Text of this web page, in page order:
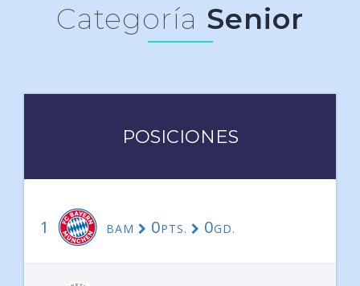
Categoría Senior
POSICIONES
1 BAM 0PTS. 0GD.